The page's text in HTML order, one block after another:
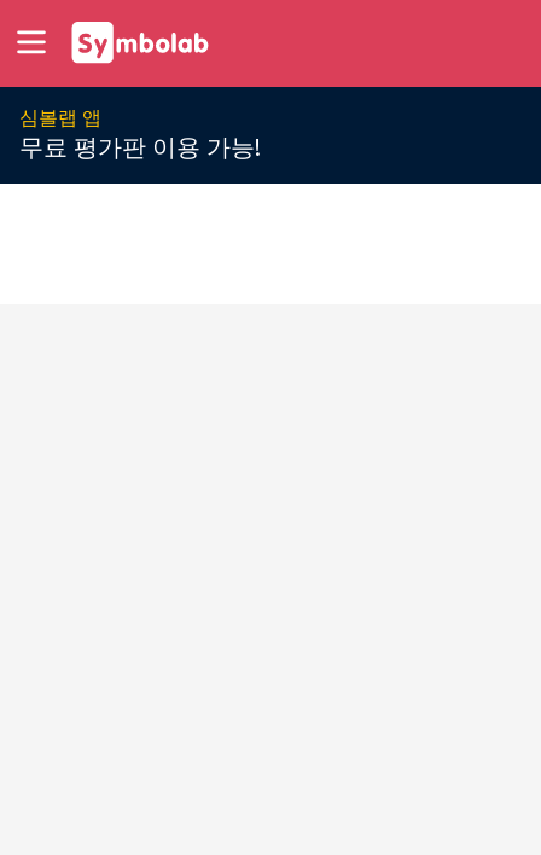
심볼랩 앱
무료 평가판 이용 가능!